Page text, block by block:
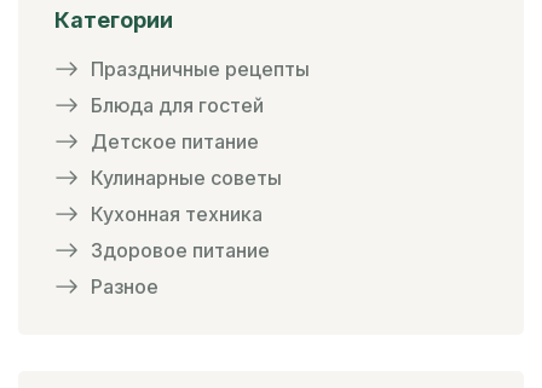
Категории
Праздничные рецепты
Блюда для гостей
Детское питание
Кулинарные советы
Кухонная техника
Здоровое питание
Разное